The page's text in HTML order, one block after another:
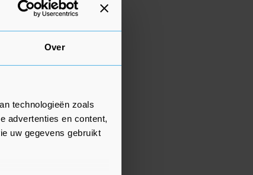
Over
technologieën zoals
advertenties en content,
uw gegevens gebruikt